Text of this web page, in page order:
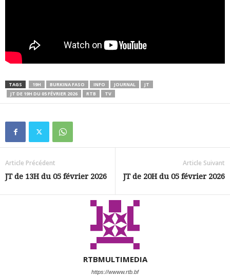
TAGS 19H BURKINA FASO INFO JOURNAL
JT
JT DE 19H DU 05 FÉVRIER 2026
RTB TV
Article Précédent
JT de 13H du 05 février 2026
Article Suivant
JT de 20H du 05 février 2026
RTBMULTIMEDIA
https://wwww.rtb.bf